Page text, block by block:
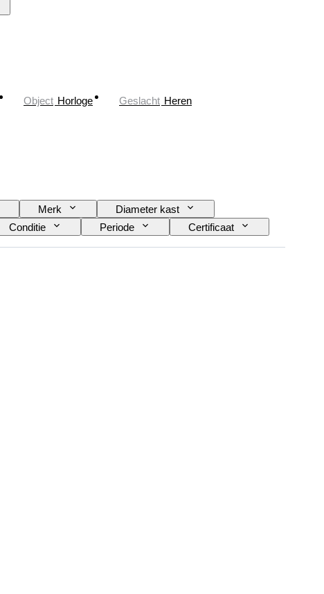
Object Horloge Geslacht Heren
Merk
Diameter kast
Conditie Periode
Certificaat
Era
Maat op het artikel